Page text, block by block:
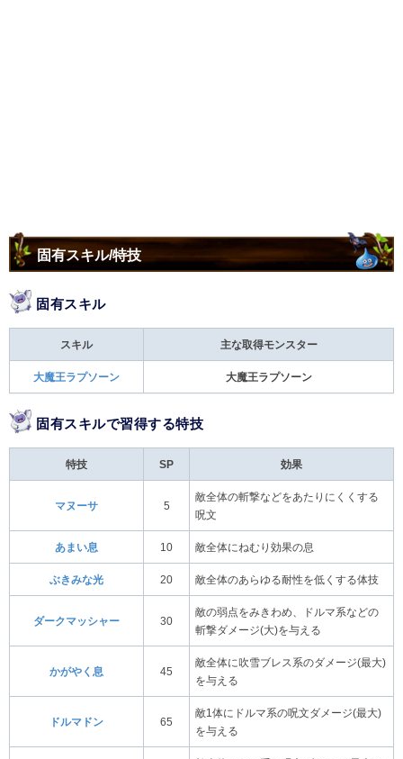
固有スキル/特技
固有スキル
スキル 主な取得モンスター
大魔王ラプソーン 大魔王ラプソーン
固有スキルで習得する特技
特技 SP 効果
マヌーサ 5
敵全体の斬撃などをあたりにくくする
呪文
あまい息 10 敵全体にねむり効果の息
ぶきみな光 20 敵全体のあらゆる耐性を低くする体技
ダークマッシャー 30
敵の弱点をみきわめ、ドルマ系などの
斬撃ダメージ(大)を与える
かがやく息 45
敵全体に吹雪ブレス系のダメージ(最大)
を与える
ドルマドン 65
敵1体にドルマ系の呪文ダメージ(最大)
を与える